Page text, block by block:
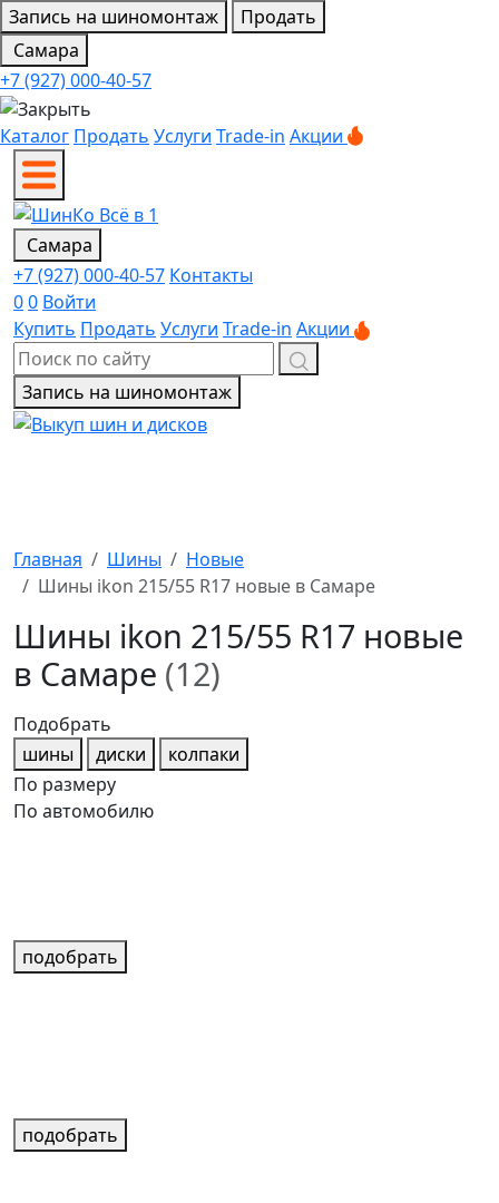
Запись на шиномонтаж
Продать
Самара
+7 (927) 000-40-57
Каталог Продать Услуги Trade-in Акции
Самара
+7 (927) 000-40-57 Контакты
00 Войти
Купить Продать Услуги Trade-in Акции
Запись на шиномонтаж
Главная Шины
Новые
Шины ikon 215/55 R17 новые в Самаре
Шины ikon 215/55 R17 новые
в Самаре (12)
Подобрать
шины
диски
колпаки
По размеру
По автомобилю
подобрать
подобрать